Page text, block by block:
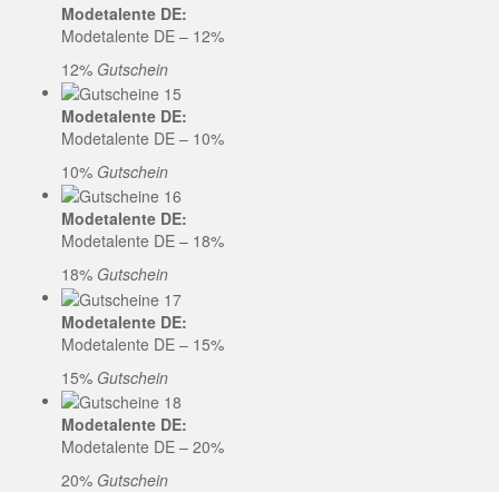
Modetalente DE:
Modetalente DE – 12%
12% Gutschein
Modetalente DE:
Modetalente DE – 10%
10% Gutschein
Modetalente DE:
Modetalente DE – 18%
18% Gutschein
Modetalente DE:
Modetalente DE – 15%
15% Gutschein
Modetalente DE:
Modetalente DE – 20%
20% Gutschein